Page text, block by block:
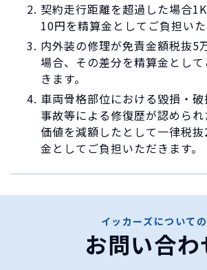
契約走行距離を超過した場合
10円を精算金としてご負担いた
内外装の修理が免責金額税抜5
場合、その差分を精算金とし
きます。
車両骨格部位における毀損・
事故等による修復歴が認めら
価値を減額したとして一律税
金としてご負担いただきます。
イッカーズについての
お問い合わ